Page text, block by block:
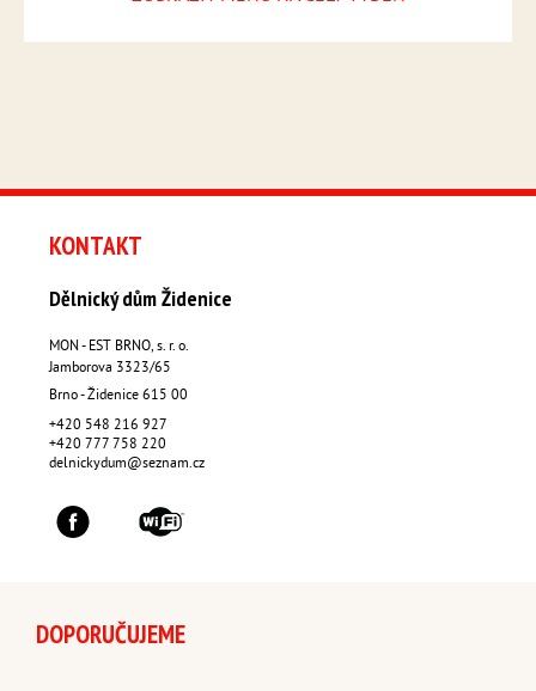
KONTAKT
Dělnický dům Židenice
MON - EST BRNO, s. r. o.
Jamborova 3323/65
Brno - Židenice 615 00
+420 548 216 927
+420 777 758 220
delnickydum@seznam.cz
DOPORUČUJEME